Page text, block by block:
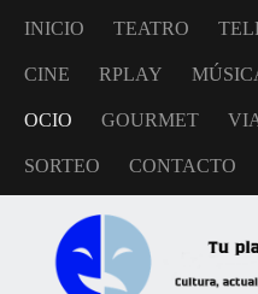
INICIO TEATRO
CINE RPLAY
OCIO GOURMET
SORTEO CONTACTO